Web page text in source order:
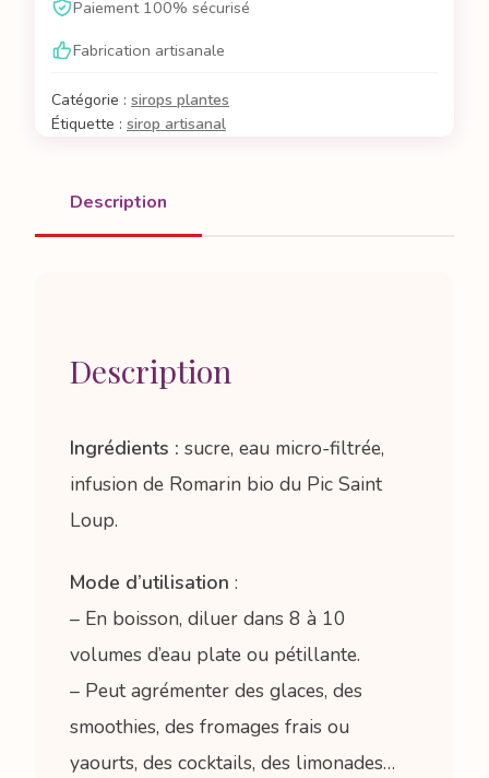
Paiement 100% sécurisé
Fabrication artisanale
Catégorie : sirops plantes
Étiquette : sirop artisanal
Description
Description
Ingrédients : sucre, eau micro-filtrée,
infusion de Romarin bio du Pic Saint
Loup.
Mode d’utilisation :
– En boisson, diluer dans 8 à 10
volumes d’eau plate ou pétillante.
– Peut agrémenter des glaces, des
smoothies, des fromages frais ou
yaourts, des cocktails, des limonades…